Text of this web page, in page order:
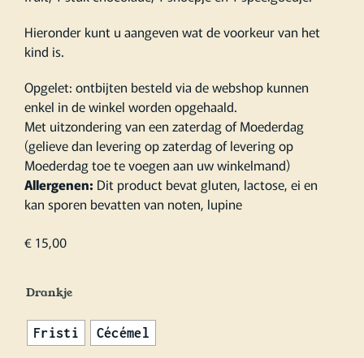
Hieronder kunt u aangeven wat de voorkeur van het
kind is.
Opgelet: ontbijten besteld via de webshop kunnen
enkel in de winkel worden opgehaald.
Met uitzondering van een zaterdag of Moederdag
(gelieve dan levering op zaterdag of levering op
Moederdag toe te voegen aan uw winkelmand)
Allergenen: Dit product bevat gluten, lactose, ei en
kan sporen bevatten van noten, lupine
€ 15,00
Drankje
Fristi Cécémel